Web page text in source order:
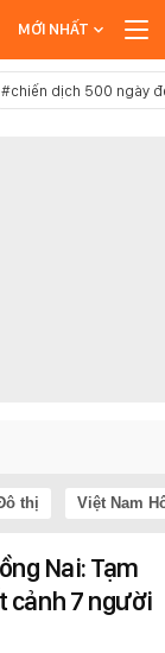
MỚI NHẤT
#chiến dịch 500 ngày
thị Việt Nam
Nai: Tạm
cảnh 7 người